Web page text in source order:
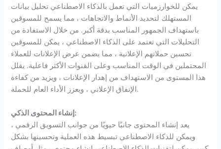
يمكن للخوارزميات التي تعمل بالذكاء الاصطناعي تحليل بيانات
المستهلك لتحديد الأنماط والاتجاهات ، مما يسمح للمسوقين
باستهداف الجمهور المناسب بدقة أكبر. من خلال الاستفادة من
التحليلات التي تعتمد على الذكاء الاصطناعي ، يمكن للمسوقين
تحسين حملاتهم الإعلانية ، مما يضمن عرض الإعلانات للعملاء
المحتملين في الوقت المناسب وعلى القنوات الأكثر فاعلية. يقلل
هذا المستوى من الاستهداف من إهدار الإعلانات ، ويزيد من كفاءة
الإنفاق الإعلاني ، ويعزز الأداء العام للحملة.
إنشاء المحتوى الذكي:
يعد إنشاء المحتوى جانبًا حيويًا من جوانب التسويق الرقمي ،
ويمكن للذكاء الاصطناعي تبسيط هذه العملية وتحسينها بشكل